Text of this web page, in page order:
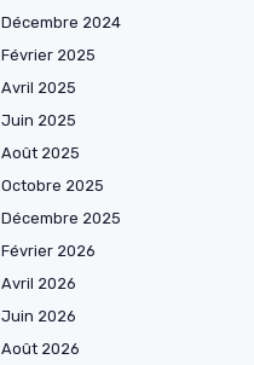
Décembre 2024
Février 2025
Avril 2025
Juin 2025
Août 2025
Octobre 2025
Décembre 2025
Février 2026
Avril 2026
Juin 2026
Août 2026